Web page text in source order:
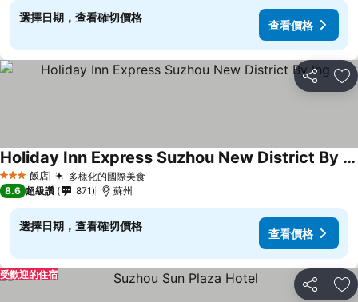
選擇日期，查看確切價格
查看價格
分享 加
3 星級 飯店 多樣化的國際美食
Holiday Inn Express Suzhou New District By Ihg
8.6 超級讚 871 蘇州
選擇日期，查看確切價格
查看價格
分享 加
受歡迎的住宿